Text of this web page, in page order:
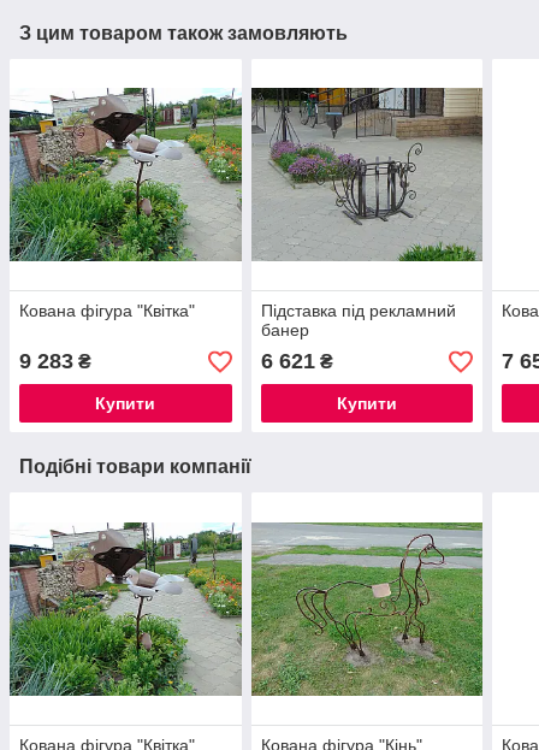
З цим товаром також замовляють
Кована фігура "Квітка"
9 283 ₴
Купити
Підставка під рекламний
банер
6 621₴
Купити
7
Подібні товари компанії
Кована фігура "Квітка" Кована фігура "Кінь"